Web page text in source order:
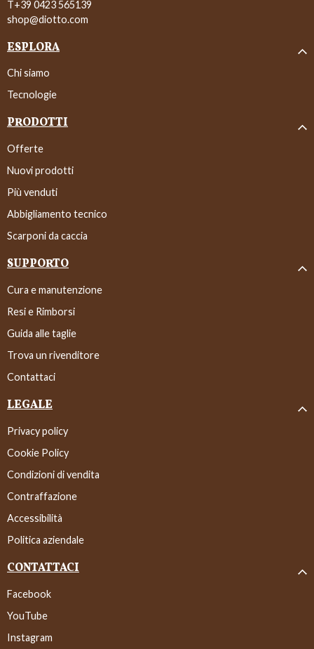
T+39 0423 565139
shop@diotto.com
ESPLORA
Chi siamo
Tecnologie
PRODOTTI
Offerte
Nuovi prodotti
Più venduti
Abbigliamento tecnico
Scarponi da caccia
SUPPORTO
Cura e manutenzione
Resi e Rimborsi
Guida alle taglie
Trova un rivenditore
Contattaci
LEGALE
Privacy policy
Cookie Policy
Condizioni di vendita
Contraffazione
Accessibilità
Politica aziendale
CONTATTACI
Facebook
YouTube
Instagram